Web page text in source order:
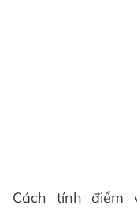
Cách tính điểm